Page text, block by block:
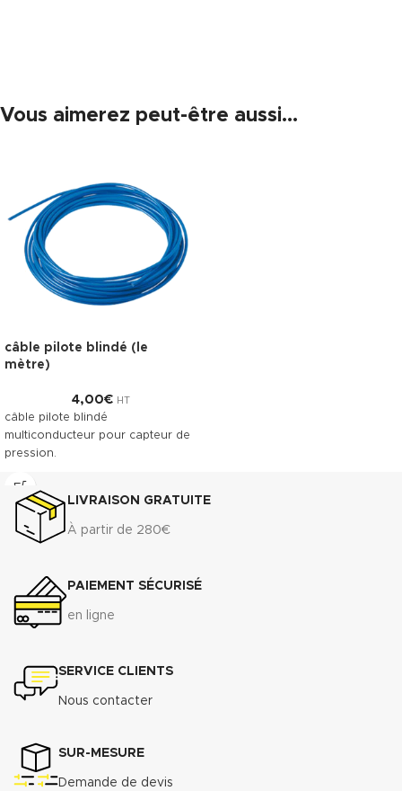
Vous aimerez peut-être aussi…
câble pilote blindé (le
mètre)
4,00€ HT
câble pilote blindé
multiconducteur pour capteur de
pression.
LIVRAISON GRATUITE
À partir de 280€
PAIEMENT SÉCURISÉ
en ligne
SERVICE CLIENTS
Nous contacter
SUR-MESURE
Demande de devis